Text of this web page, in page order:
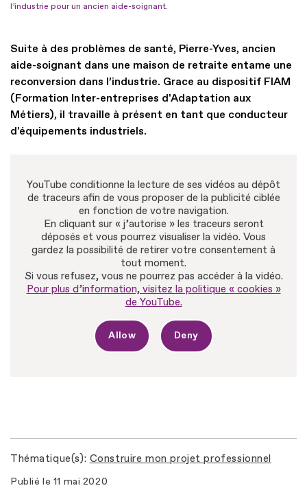
l’industrie pour un ancien aide-soignant.
Suite à des problèmes de santé, Pierre-Yves, ancien
aide-soignant dans une maison de retraite entame une
reconversion dans l’industrie. Grace au dispositif FIAM
(Formation Inter-entreprises d'Adaptation aux
Métiers), il travaille à présent en tant que conducteur
d'équipements industriels.
YouTube conditionne la lecture de ses vidéos au dépôt
de traceurs afin de vous proposer de la publicité ciblée
en fonction de votre navigation.
En cliquant sur « j’autorise » les traceurs seront
déposés et vous pourrez visualiser la vidéo. Vous
gardez la possibilité de retirer votre consentement à
tout moment.
Si vous refusez, vous ne pourrez pas accéder à la vidéo.
Pour plus d’information, visitez la politique « cookies »
de YouTube.
Allow Deny
Thématique(s) Construire mon projet professionnel
Publié le 11 mai 2020